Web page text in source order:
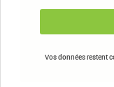
Vos données restent